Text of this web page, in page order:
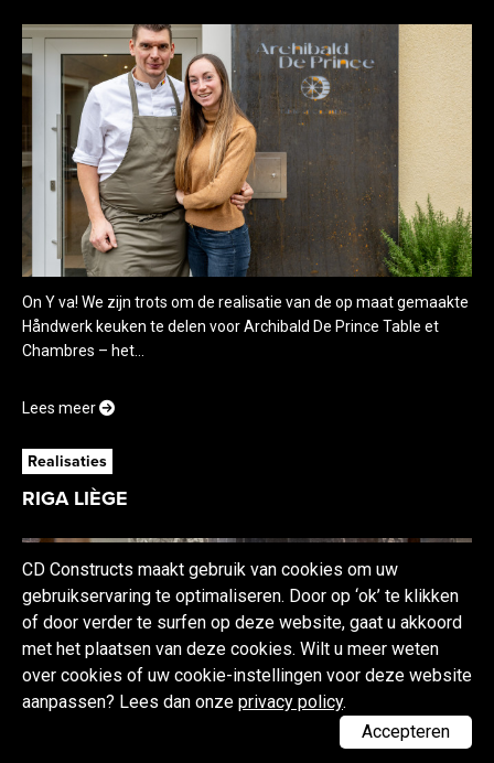
CD Constructs maakt gebruik van cookies om uw
gebruikservaring te optimaliseren. Door op ‘ok’ te klikken
of door verder te surfen op deze website, gaat u akkoord
met het plaatsen van deze cookies. Wilt u meer weten
over cookies of uw cookie-instellingen voor deze website
aanpassen? Lees dan onze privacy policy.
Accepteren
On Y va! We zijn trots om de realisatie van de op maat gemaakte
Håndwerk keuken te delen voor Archibald De Prince Table et
Chambres – het...
Lees meer
Realisaties
RIGA LIÈGE